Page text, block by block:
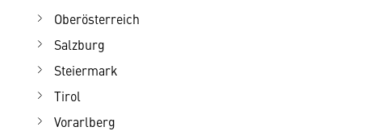
Oberösterreich
Salzburg
Steiermark
Tirol
Vorarlberg